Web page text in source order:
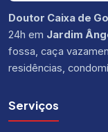
Doutor Caixa de
24h em Jardim
fossa, caça
residências,
Serviços